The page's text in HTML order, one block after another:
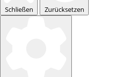
Schließen Zurücksetzen